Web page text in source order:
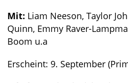
Mit: Liam Neeson, Taylor
Quinn, Emmy Raver-
Boom u.a
Erscheint: 9. September